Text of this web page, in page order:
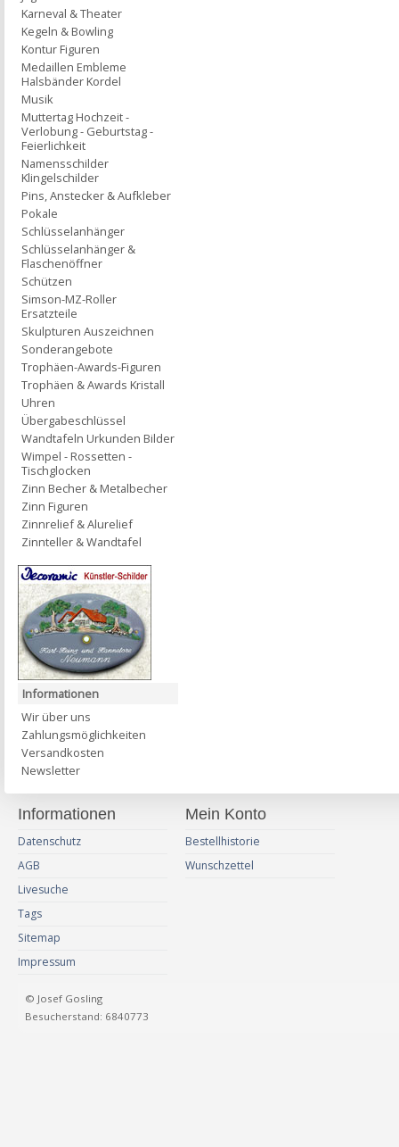
Karneval & Theater
Kegeln & Bowling
Kontur Figuren
Medaillen Embleme
Halsbänder Kordel
Musik
Muttertag Hochzeit -
Verlobung - Geburtstag -
Feierlichkeit
Namensschilder
Klingelschilder
Pins, Anstecker & Aufkleber
Pokale
Schlüsselanhänger
Schlüsselanhänger &
Flaschenöffner
Schützen
Simson-MZ-Roller
Ersatzteile
Skulpturen Auszeichnen
Sonderangebote
Trophäen-Awards-Figuren
Trophäen & Awards Kristall
Uhren
Übergabeschlüssel
Wandtafeln Urkunden Bilder
Wimpel - Rossetten -
Tischglocken
Zinn Becher & Metalbecher
Zinn Figuren
Zinnrelief & Alurelief
Zinnteller & Wandtafel
Informationen
Wir über uns
Zahlungsmöglichkeiten
Versandkosten
Newsletter
Informationen
Datenschutz
AGB
Livesuche
Tags
Sitemap
Impressum
Mein Konto
Bestellhistorie
Wunschzettel
© Josef Gosling
Besucherstand: 6840773